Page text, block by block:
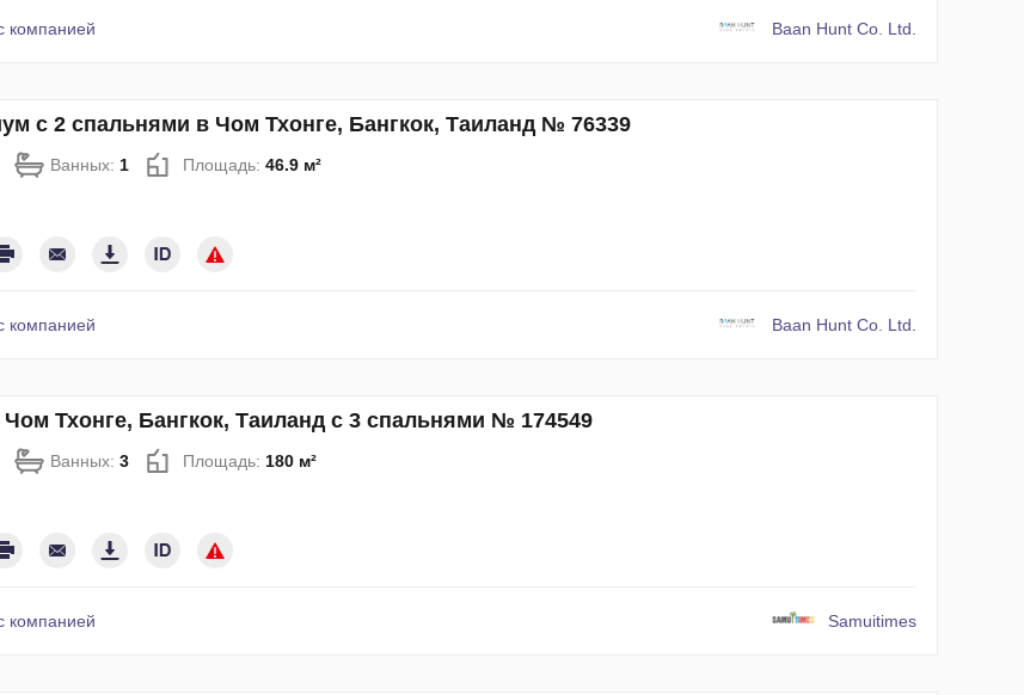
компанией Baan Hunt Co. Ltd.
с 2 спальнями в Чом Тхонге, Бангкок, Таиланд № 76339
Ванных: 1 Площадь: 46.9 м²
компанией Baan Hunt Co. Ltd.
Чом Тхонге, Бангкок, Таиланд с 3 спальнями № 174549
Ванных: 3 Площадь: 180 м²
компанией Samuitimes